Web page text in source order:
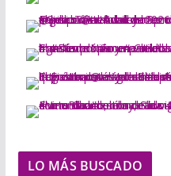
LO MÁS BUSCADO